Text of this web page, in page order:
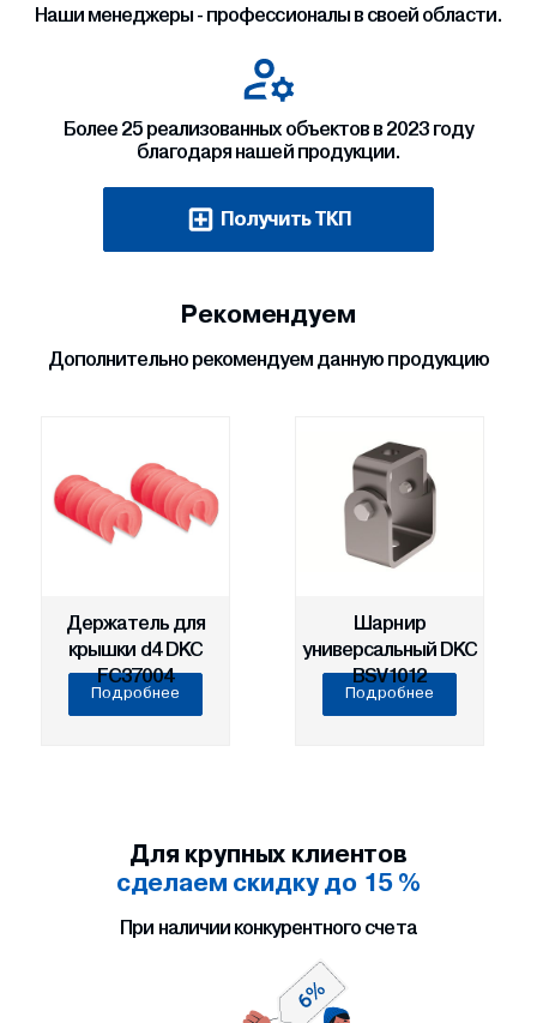
Наши менеджеры - профессионалы в своей области.
Более 25 реализованных объектов в 2023 году
благодаря нашей продукции.
Получить ТКП
Рекомендуем
Дополнительно рекомендуем данную продукцию
Держатель для
крышки d4 DKC
FC37004
Подробнее
Шарнир
универсальный DKC
BSV1012
Подробнее
Для крупных клиентов
сделаем скидку до 15 %
При наличии конкурентного счета